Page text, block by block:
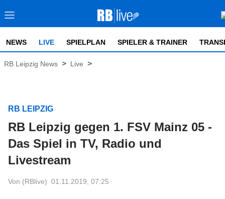
NEWS LIVE SPIELPLAN SPIELER & TRAINER
RB Leipzig News > Live >
RB LEIPZIG
RB Leipzig gegen 1. FSV Mainz 05 -
Das Spiel in TV, Radio und
Livestream
Von (RBlive) 01.11.2019, 07:25